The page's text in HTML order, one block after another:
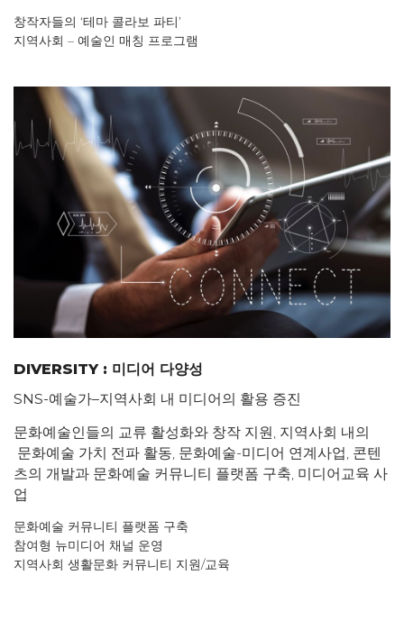
창작자들의 ‘테마 콜라보 파티’
지역사회 – 예술인 매칭 프로그램
DIVERSITY : 미디어 다양성
SNS-예술가–지역사회 내 미디어의 활용 증진
문화예술인들의 교류 활성화와 창작 지원, 지역사회 내의
문화예술 가치 전파 활동, 문화예술-미디어 연계사업, 콘텐
츠의 개발과 문화예술 커뮤니티 플랫폼 구축, 미디어교육 사
업
문화예술 커뮤니티 플랫폼 구축
참여형 뉴미디어 채널 운영
지역사회 생활문화 커뮤니티 지원/교육